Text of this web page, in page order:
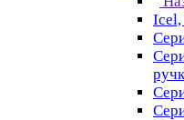
Icel,